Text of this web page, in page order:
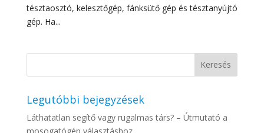
tésztaosztó, kelesztőgép, fánksütő gép és tésztanyújtó
gép. Ha...
Legutóbbi bejegyzések
Láthatatlan segítő vagy rugalmas társ? – Útmutató a
mosogatógép választáshoz